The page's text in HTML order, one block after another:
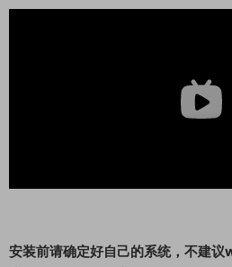
安装前请确定好自己的系统，不建